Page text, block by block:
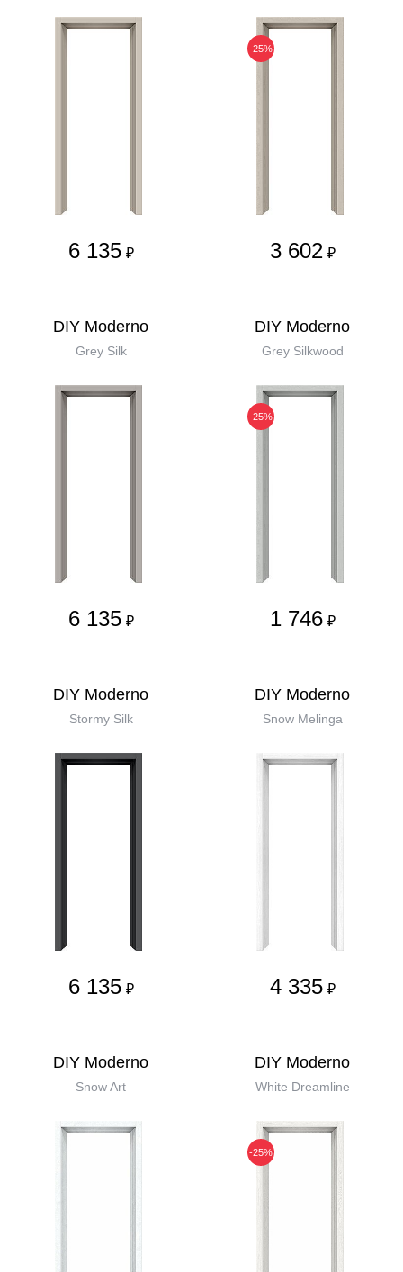
6 135 ₽
-25%
3 602 ₽
DIY Moderno
Grey Silk
6 135 ₽
DIY Moderno
Grey Silkwood
-25%
1 746 ₽
DIY Moderno
Stormy Silk
6 135 ₽
DIY Moderno
Snow Melinga
4 335 ₽
DIY Moderno
Snow Art
DIY Moderno
White Dreamline
-25%